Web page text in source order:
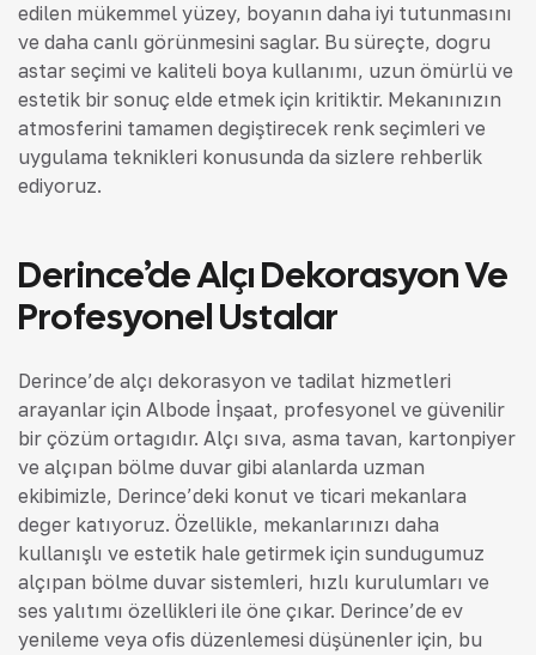
edilen mükemmel yüzey, boyanın daha iyi tutunmasını
ve daha canlı görünmesini sağlar. Bu süreçte, doğru
astar seçimi ve kaliteli boya kullanımı, uzun ömürlü ve
estetik bir sonuç elde etmek için kritiktir. Mekanınızın
atmosferini tamamen değiştirecek renk seçimleri ve
uygulama teknikleri konusunda da sizlere rehberlik
ediyoruz.
Derince’de Alçı Dekorasyon Ve
Profesyonel Ustalar
Derince’de alçı dekorasyon ve tadilat hizmetleri
arayanlar için Albode İnşaat, profesyonel ve güvenilir
bir çözüm ortağıdır. Alçı sıva, asma tavan, kartonpiyer
ve alçıpan bölme duvar gibi alanlarda uzman
ekibimizle, Derince’deki konut ve ticari mekanlara
değer katıyoruz. Özellikle, mekanlarınızı daha
kullanışlı ve estetik hale getirmek için sunduğumuz
alçıpan bölme duvar sistemleri, hızlı kurulumları ve
ses yalıtımı özellikleri ile öne çıkar. Derince’de ev
yenileme veya ofis düzenlemesi düşünenler için, bu